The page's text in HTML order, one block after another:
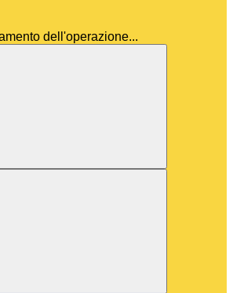
dell'operazione...